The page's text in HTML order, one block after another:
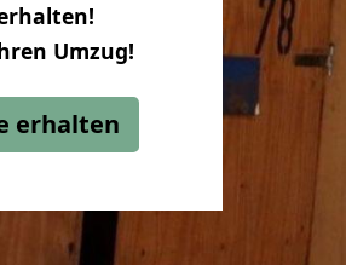
Umzug!
erhalten